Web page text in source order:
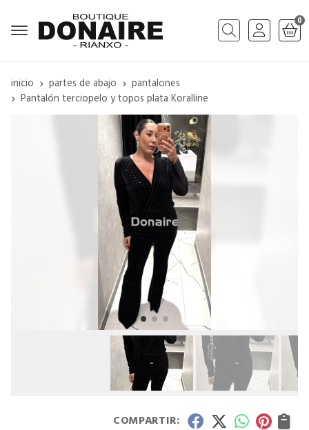
Buscar
0
inicio partes de abajo
pantalones
Pantalón terciopelo y topos plata Koralline
COMPARTIR: